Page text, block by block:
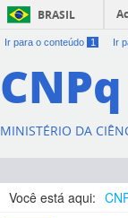
BRASIL
Ir para o conteúdo 1 Ir
CNPq
MINISTÉRIO DA
Você está aqui: